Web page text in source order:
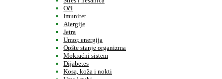
Oči
Imunitet
Alergije
Jetra
Umor, energija
Opšte stanje organizma
Mokraćni sistem
Dijabetes
Kosa, koža i nokti